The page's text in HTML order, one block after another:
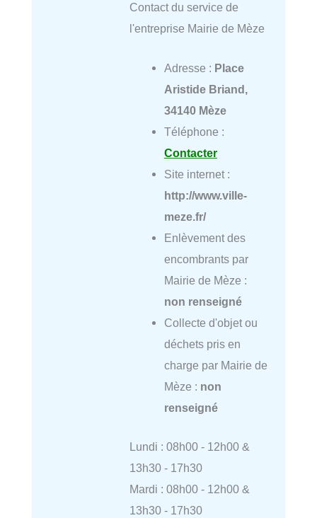
Contact du service de
l'entreprise Mairie de Mèze
Adresse : Place
Aristide Briand,
34140 Mèze
Téléphone :
Contacter
Site internet :
http://www.ville-
meze.fr/
Enlèvement des
encombrants par
Mairie de Mèze :
non renseigné
Collecte d'objet ou
déchets pris en
charge par Mairie de
Mèze : non
renseigné
Lundi : 08h00 - 12h00 &
13h30 - 17h30
Mardi : 08h00 - 12h00 &
13h30 - 17h30